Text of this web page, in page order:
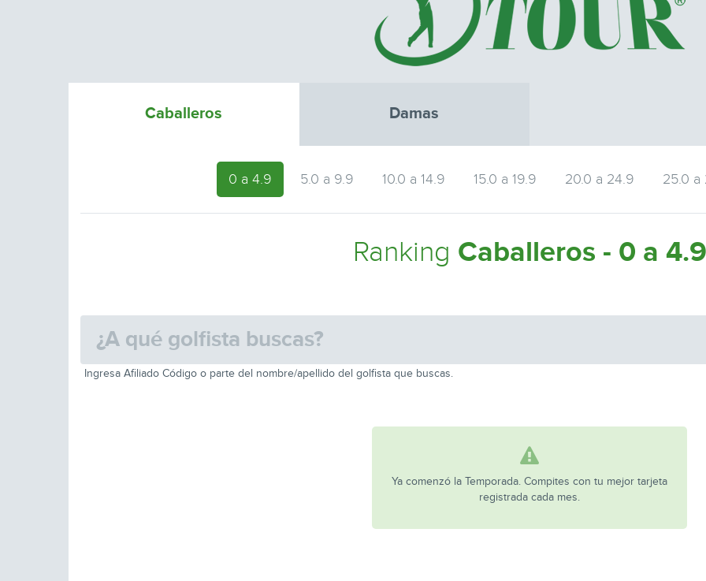
Caballeros Damas
0 a 4.9 5.0 a 9.9 10.0 a 14.9 15.0 a 19.9 20.0 a 24.9 25.0 a
Ranking Caballeros - 0 a 4.9
Ingresa Afiliado Código o parte del nombre/apellido del golfista que buscas.
Ya comenzó la Temporada. Compites con tu mejor tarjeta
registrada cada mes.